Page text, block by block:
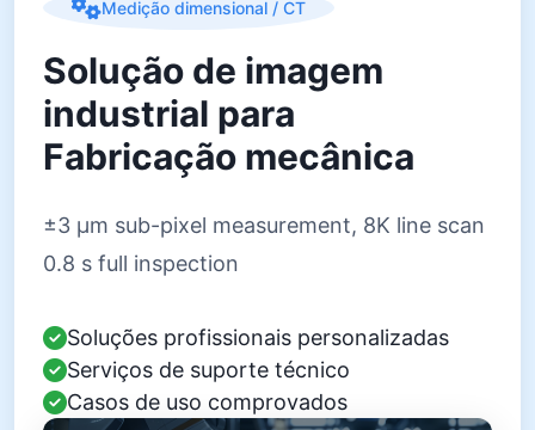
Medição dimensional / CT
Solução de imagem
industrial para
Fabricação mecânica
±3 µm sub-pixel measurement, 8K line scan
0.8 s full inspection
Soluções profissionais personalizadas
Serviços de suporte técnico
Casos de uso comprovados